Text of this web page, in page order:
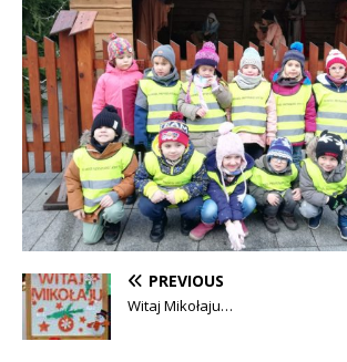
PREVIOUS
Witaj Mikołaju…